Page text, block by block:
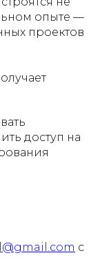
опыте —
проектов
доступ на
с